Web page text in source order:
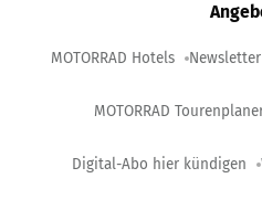
MOTORRAD Hotels Newsletter
MOTORRAD
Digital-Abo hier kündigen